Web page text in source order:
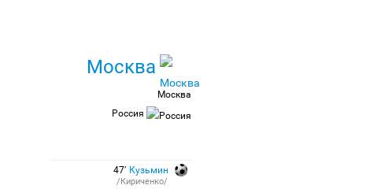
Москва
Москва
Россия
47′ Кузьмин
/Кириченко/